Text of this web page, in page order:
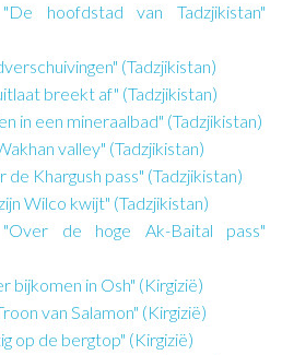
hoofdstad van Tadzjikistan"
(Tadzjikistan)
breekt af" (Tadzjikistan)
in een mineraalbad" (Tadzjikistan)
valley" (Tadzjikistan)
de Khargush pass" (Tadzjikistan)
Wilco kwijt" (Tadzjikistan)
de hoge Ak-Baital pass"
bijkomen in Osh" (Kirgizië)
van Salamon" (Kirgizië)
op de bergtop" (Kirgizië)